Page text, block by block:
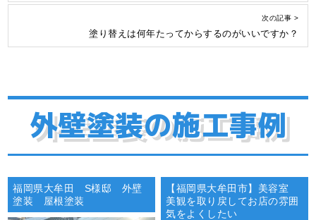
次の記事 >
塗り替えは何年たってからするのがいいですか？
外壁塗装の施工事例
福岡県大牟田 S様邸 外壁
塗装 屋根塗装
【福岡県大牟田市】美容室
美観を取り戻してお店の雰囲
気をよくしたい